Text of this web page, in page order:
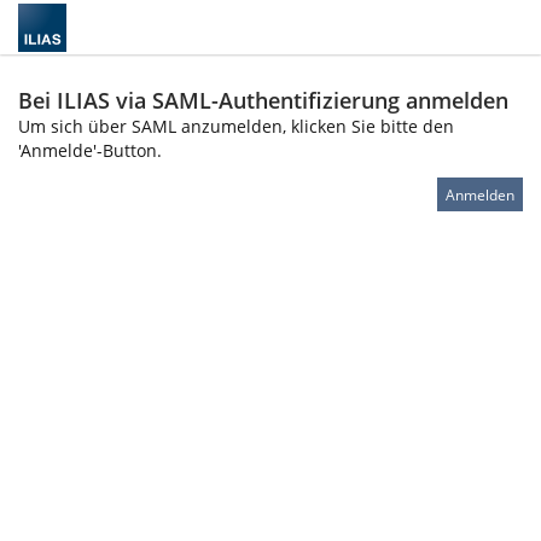
Bei ILIAS via SAML-Authentifizierung anmelden
Um sich über SAML anzumelden, klicken Sie bitte den
'Anmelde'-Button.
Anmelden